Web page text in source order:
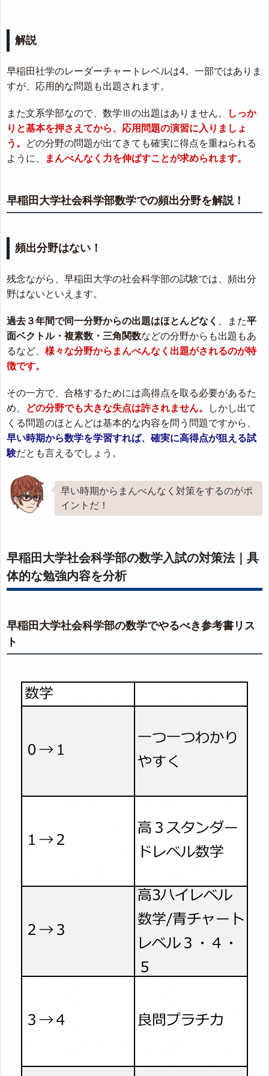
解説
早稲田社学のレーダーチャートレベルは4。一部ではありま
すが、応用的な問題も出題されます。
また文系学部なので、数学Ⅲの出題はありません。
しっか
りと基本を押さえてから、応用問題の演習に入りましょ
う。
どの分野の問題が出てきても確実に得点を重ねられる
ように、
まんべんなく力を伸ばすことが求められます。
早稲田大学社会科学部数学での頻出分野を解説！
頻出分野はない！
残念ながら、早稲田大学の社会科学部の試験では、 頻出分
野はないといえます。
過去３年間で同一分野からの出題はほとんどなく 、また平
面ベクトル・複素数・三角関数などの分野からも出題もあ
るなど、 様々な分野からまんべんなく出題がされるのが特
徴です。
その一方で、合格するためには高得点を取る必要があるた
め、
どの分野でも大きな失点は許されません。
しかし出て
くる問題のほとんどは基本的な内容を問う問題ですから、
早い時期から数学を学習すれば、確実に高得点が狙える試
験だとも言えるでしょう。
早い時期からまんべんなく対策をするのがポ
イントだ！
早稲田大学社会科学部の数学入試の対策法｜具
体的な勉強内容を分析
早稲田大学社会科学部の数学でやるべき参考書リス
ト